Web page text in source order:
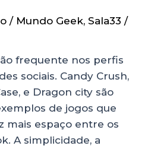
/ Mundo Geek, Sala33 /
frequente nos perfis
sociais. Candy Crush,
e Dragon city são
de jogos que
mais espaço entre os
A simplicidade, a